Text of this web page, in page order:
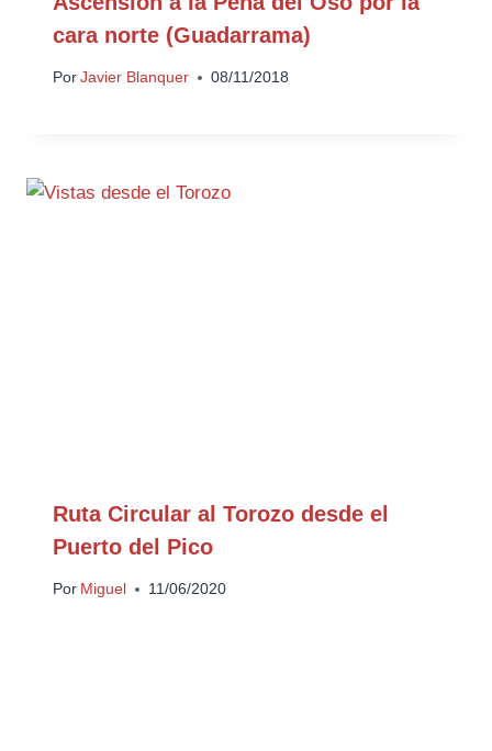
cara norte (Guadarrama)
Por Javier Blanquer 08/11/2018
Ruta Circular al Torozo desde el
Puerto del Pico
Por Miguel 11/06/2020